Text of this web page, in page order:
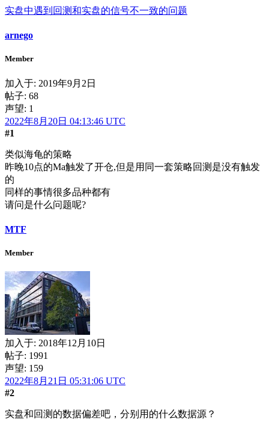
实盘中遇到回测和实盘的信号不一致的问题
arnego
Member
加入于: 2019年9月2日
帖子: 68
声望: 1
2022年8月20日 04:13:46 UTC
#1
类似海龟的策略
昨晚10点的Ma触发了开仓,但是用同一套策略回测是没有触发
的
同样的事情很多品种都有
请问是什么问题呢?
MTF
Member
加入于: 2018年12月10日
帖子: 1991
声望: 159
2022年8月21日 05:31:06 UTC
#2
实盘和回测的数据偏差吧，分别用的什么数据源？